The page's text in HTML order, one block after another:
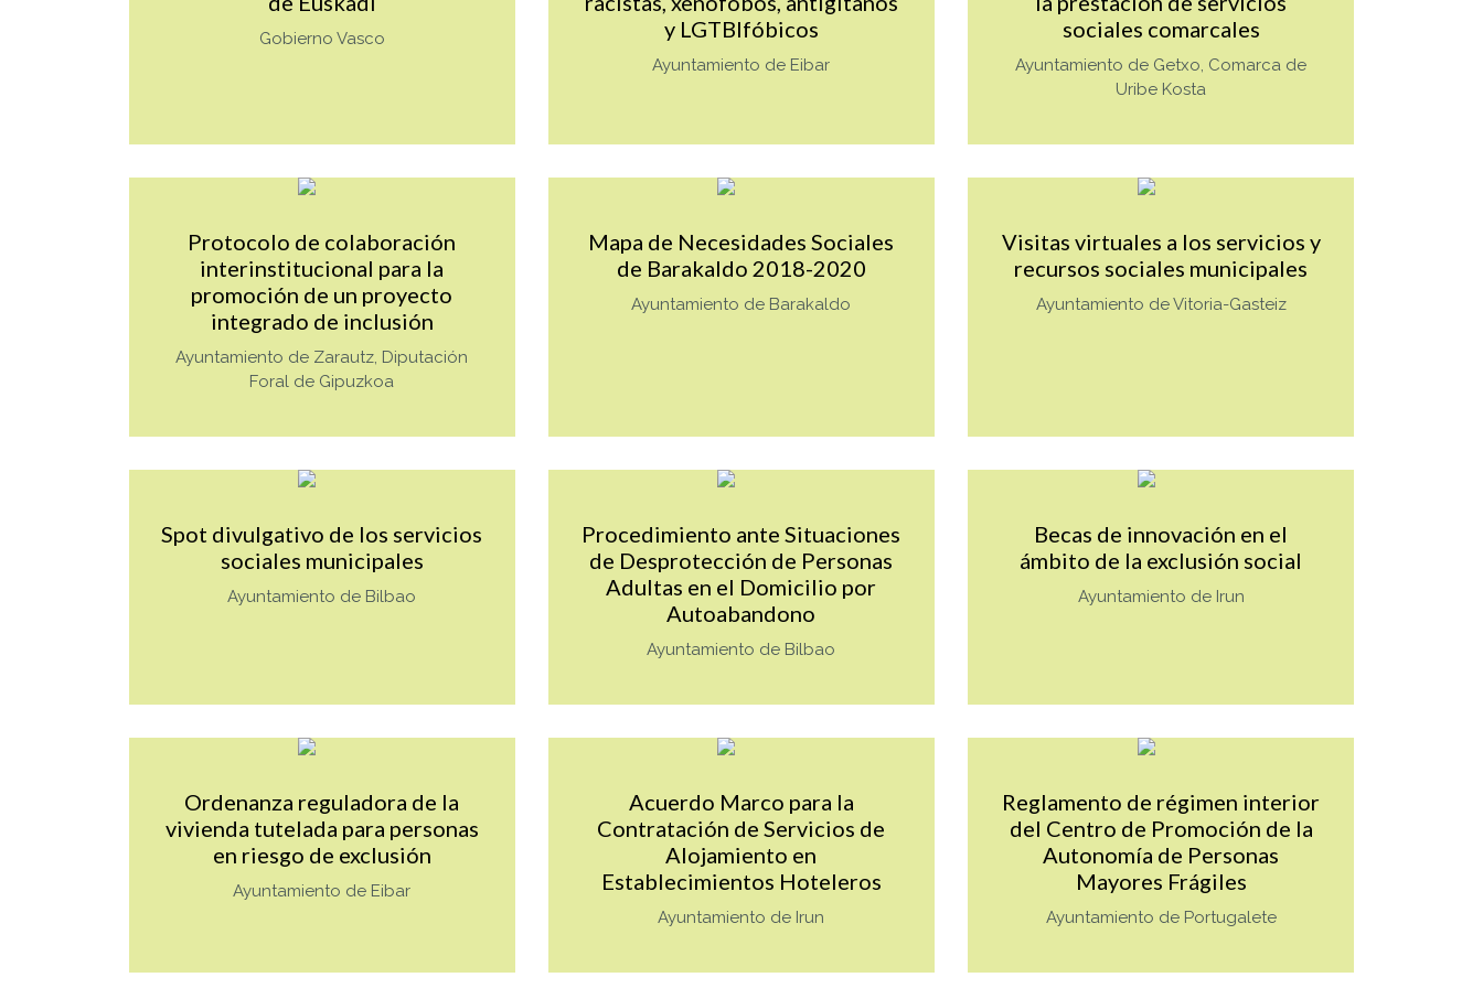
Gobierno Vasco
y LGTBIfóbicos
Ayuntamiento de Eibar
sociales comarcales
Ayuntamiento de Getxo, Comarca de
Uribe Kosta
Protocolo de colaboración
interinstitucional para la
promoción de un proyecto
integrado de inclusión
Ayuntamiento de Zarautz, Diputación
Foral de Gipuzkoa
Mapa de Necesidades Sociales
de Barakaldo 2018-2020
Ayuntamiento de Barakaldo
Visitas virtuales a los servicios y
recursos sociales municipales
Ayuntamiento de Vitoria-Gasteiz
Spot divulgativo de los servicios
sociales municipales
Ayuntamiento de Bilbao
Procedimiento ante Situaciones
de Desprotección de Personas
Adultas en el Domicilio por
Autoabandono
Ayuntamiento de Bilbao
Becas de innovación en el
ámbito de la exclusión social
Ayuntamiento de Irun
Ordenanza reguladora de la
vivienda tutelada para personas
en riesgo de exclusión
Ayuntamiento de Eibar
Acuerdo Marco para la
Contratación de Servicios de
Alojamiento en
Establecimientos Hoteleros
Ayuntamiento de Irun
Reglamento de régimen interior
del Centro de Promoción de la
Autonomía de Personas
Mayores Frágiles
Ayuntamiento de Portugalete